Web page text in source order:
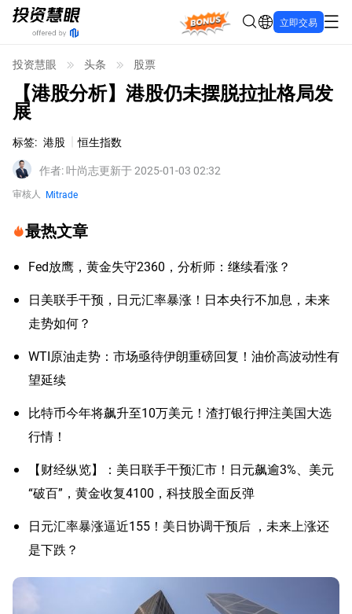
Bonus 立即交易
投资慧眼 头条 股票
【港股分析】港股仍未摆脱拉扯格局发
展
标签: 港股
恒生指数
作者:叶尚志更新于 2025-01-03 02:32
审核人 Mitrade
最热文章
Fed放鹰，黄金失守2360，分析师：继续看涨？
日美联手干预，日元汇率暴涨！日本央行不加息，未来
走势如何？
WTI原油走势：市场亟待伊朗重磅回复！油价高波动性有
望延续
比特币今年将飙升至10万美元！渣打银行押注美国大选
行情！
【财经纵览】：美日联手干预汇市！日元飙逾3%、美元
“破百”，黄金收复4100，科技股全面反弹
日元汇率暴涨逼近155！美日协调干预后 ，未来上涨还
是下跌？